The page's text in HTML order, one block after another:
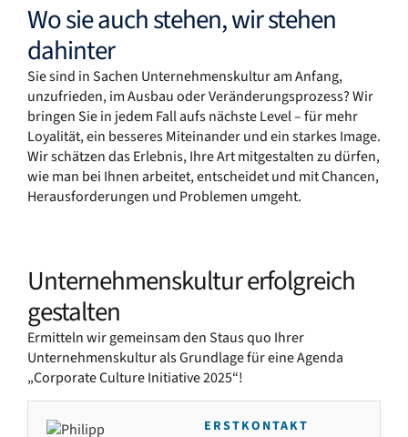
Wo sie auch stehen, wir stehen
dahinter
Sie sind in Sachen Unternehmenskultur am Anfang,
unzufrieden, im Ausbau oder Veränderungsprozess? Wir
bringen Sie in jedem Fall aufs nächste Level – für mehr
Loyalität, ein besseres Miteinander und ein starkes Image.
Wir schätzen das Erlebnis, Ihre Art mitgestalten zu dürfen,
wie man bei Ihnen arbeitet, entscheidet und mit Chancen,
Herausforderungen und Problemen umgeht.
Unternehmenskultur erfolgreich
gestalten
Ermitteln wir gemeinsam den Staus quo Ihrer
Unternehmenskultur als Grundlage für eine Agenda
„Corporate Culture Initiative 2025“!
ERSTKONTAKT